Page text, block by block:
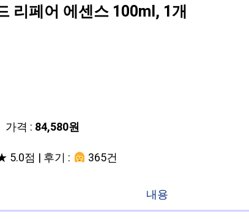
리페어 에센스 100ml, 1개
가격 : 84,580원
5.0점 | 후기 :
365건
내용